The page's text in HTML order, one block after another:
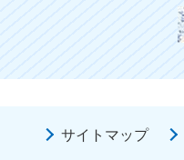
サイトマップ